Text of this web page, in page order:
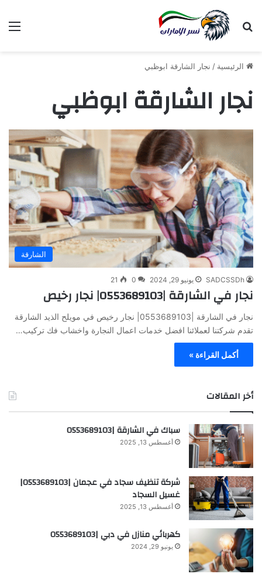
بحث عن
الرئيسية / نجار الشارقة ابوظبي
نجار الشارقة ابوظبي
الشارقة
SADCSSDh يونيو 29, 2024 0
21
نجار في الشارقة |0553689103| نجار رخيص
نجار في الشارقة |0553689103| نجار رخيص في مويلح الذيد الشارقة
تقدم شركتنا لعملائنا افضل خدمات اعمال النجارة واخشاب فك تركيب…
أكمل القراءة »
أخر المقالات
سباك في الشارقة |0553689103
أغسطس 13, 2025
شركة تنظيف سجاد في عجمان |0553689103|
غسيل السجاد
أغسطس 13, 2025
كهربائي منازل في دبي |0553689103
يونيو 29, 2024